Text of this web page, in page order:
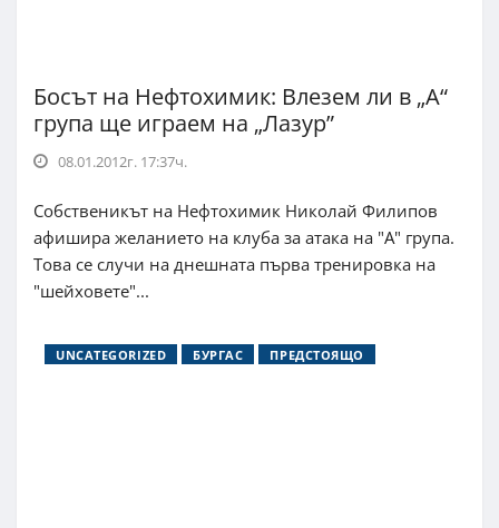
Босът на Нефтохимик: Влезем ли в „А“
група ще играем на „Лазур”
08.01.2012г. 17:37ч.
Собственикът на Нефтохимик Николай Филипов
афишира желанието на клуба за атака на "А" група.
Това се случи на днешната първа тренировка на
"шейховете"...
UNCATEGORIZED БУРГАС ПРЕДСТОЯЩО